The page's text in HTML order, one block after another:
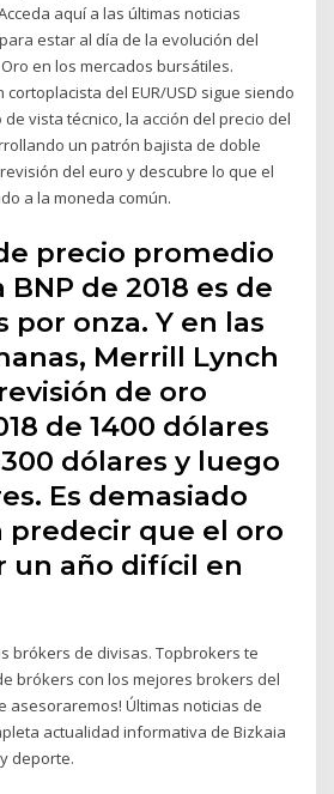
aquí a las últimas noticias
estar al día de la evolución del
en los mercados bursátiles.
cortoplacista del EUR/USD sigue siendo
vista técnico, la acción del precio del
un patrón bajista de doble
del euro y descubre lo que el
a la moneda común.
precio promedio
de 2018 es de
por onza. Y en las
Merrill Lynch
de oro
de 1400 dólares
dólares y luego
Es demasiado
predecir que el oro
un año difícil en
brókers de divisas. Topbrokers te
brókers con los mejores brokers del
asesoraremos! Últimas noticias de
actualidad informativa de Bizkaia
deporte.